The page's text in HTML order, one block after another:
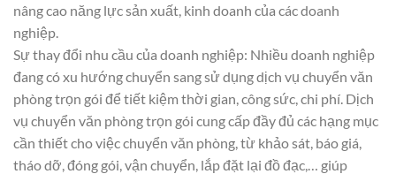
nâng cao năng lực sản xuất, kinh doanh của các doanh
nghiệp.
Sự thay đổi nhu cầu của doanh nghiệp: Nhiều doanh nghiệp
đang có xu hướng chuyển sang sử dụng dịch vụ chuyển văn
phòng trọn gói để tiết kiệm thời gian, công sức, chi phí. Dịch
vụ chuyển văn phòng trọn gói cung cấp đầy đủ các hạng mục
cần thiết cho việc chuyển văn phòng, từ khảo sát, báo giá,
tháo dỡ, đóng gói, vận chuyển, lắp đặt lại đồ đạc,… giúp